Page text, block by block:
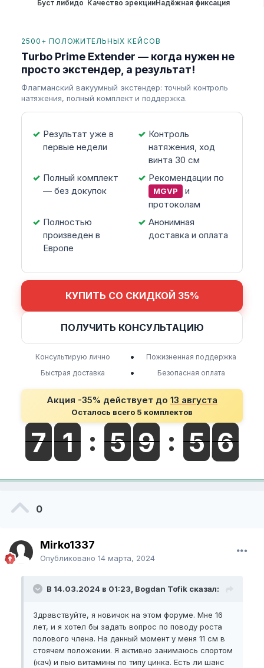
Буст либидо Качество эрекцииНадёжная фиксация
2500+ ПОЛОЖИТЕЛЬНЫХ КЕЙСОВ
Turbo Prime Extender — когда нужен не
просто экстендер, а результат!
Флагманский вакуумный экстендер: точный контроль
натяжения, полный комплект и поддержка.
Результат уже в
первые недели
Контроль
натяжения, ход
винта 30 см
Полный комплект
— без докупок
Рекомендации по
MGVP
и
протоколам
Полностью
произведен в
Европе
Анонимная
доставка и оплата
КУПИТЬ СО СКИДКОЙ 35%
ПОЛУЧИТЬ КОНСУЛЬТАЦИЮ
Консультирую лично •
Пожизненная поддержка
Быстрая доставка
• Безопасная оплата
Акция -35% действует до 13 августа
Осталось всего 5 комплектов
0
Mirko1337
Опубликовано 14 марта, 2024
В 14.03.2024 в 01:23, Bogdan Tofik сказал:
Здравствуйте, я новичок на этом форуме. Мне 16
лет, и я хотел бы задать вопрос по поводу роста
полового члена. На данный момент у меня 11 см в
стоячем положении. Я активно занимаюсь спортом
(кач) и пью витамины по типу цинка. Есть ли шанс